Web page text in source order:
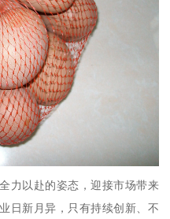
力以赴的姿态，迎接市场带来
日新月异，只有持续创新、不